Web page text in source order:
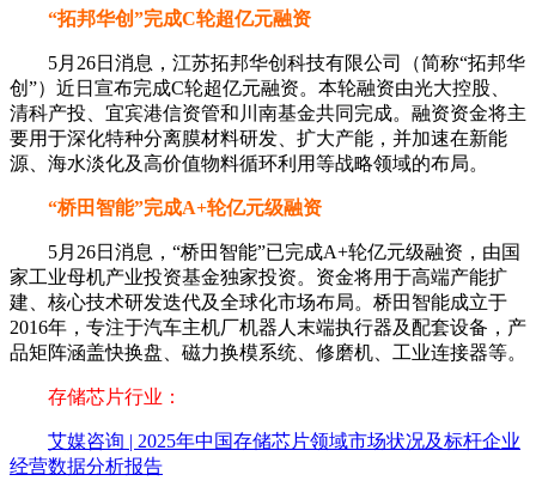
“拓邦华创”完成C轮超亿元融资
5月26日消息，江苏拓邦华创科技有限公司（简称“拓邦华
创”）近日宣布完成C轮超亿元融资。本轮融资由光大控股、
清科产投、宜宾港信资管和川南基金共同完成。融资资金将主
要用于深化特种分离膜材料研发、扩大产能，并加速在新能
源、海水淡化及高价值物料循环利用等战略领域的布局。
“桥田智能”完成A+轮亿元级融资
5月26日消息，“桥田智能”已完成A+轮亿元级融资，由国
家工业母机产业投资基金独家投资。资金将用于高端产能扩
建、核心技术研发迭代及全球化市场布局。桥田智能成立于
2016年，专注于汽车主机厂机器人末端执行器及配套设备，产
品矩阵涵盖快换盘、磁力换模系统、修磨机、工业连接器等。
存储芯片行业：
艾媒咨询 | 2025年中国存储芯片领域市场状况及标杆企业
经营数据分析报告